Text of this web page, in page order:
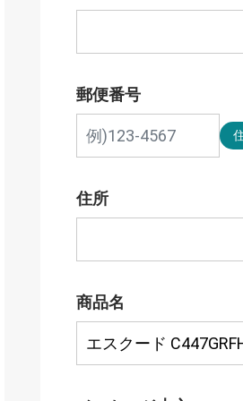
郵便番号
住所
商品名